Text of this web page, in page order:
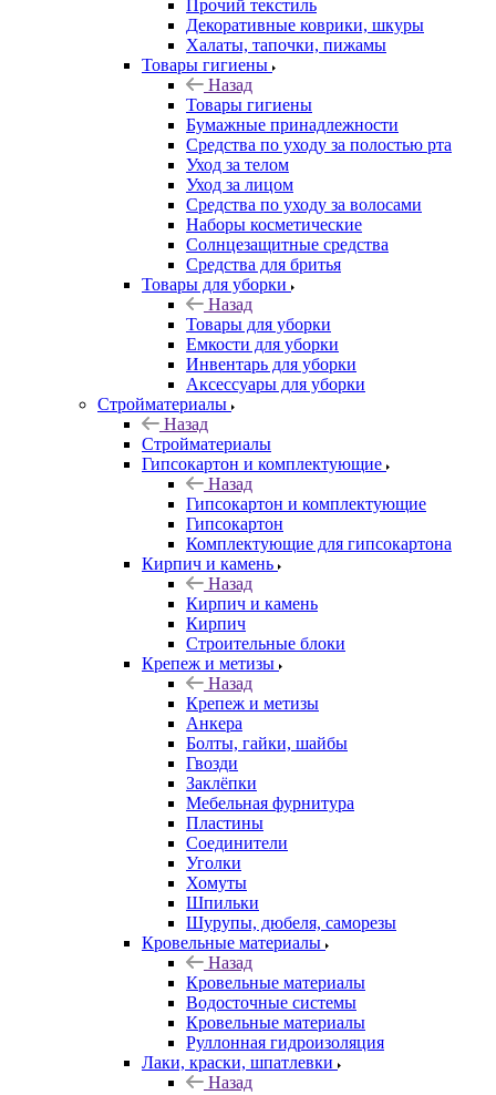
Прочий текстиль
Декоративные коврики, шкуры
Халаты, тапочки, пижамы
Товары гигиены
Назад
Товары гигиены
Бумажные принадлежности
Средства по уходу за полостью рта
Уход за телом
Уход за лицом
Средства по уходу за волосами
Наборы косметические
Солнцезащитные средства
Средства для бритья
Товары для уборки
Назад
Товары для уборки
Емкости для уборки
Инвентарь для уборки
Аксессуары для уборки
Стройматериалы
Назад
Стройматериалы
Гипсокартон и комплектующие
Назад
Гипсокартон и комплектующие
Гипсокартон
Комплектующие для гипсокартона
Кирпич и камень
Назад
Кирпич и камень
Кирпич
Строительные блоки
Крепеж и метизы
Назад
Крепеж и метизы
Анкера
Болты, гайки, шайбы
Гвозди
Заклёпки
Мебельная фурнитура
Пластины
Соединители
Уголки
Хомуты
Шпильки
Шурупы, дюбеля, саморезы
Кровельные материалы
Назад
Кровельные материалы
Водосточные системы
Кровельные материалы
Руллонная гидроизоляция
Лаки, краски, шпатлевки
Назад